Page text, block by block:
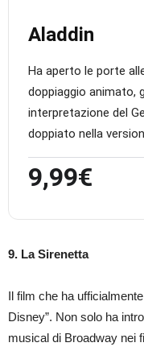
Aladdin
Ha aperto le porte
doppiaggio animato,
interpretazione del
doppiato nella
9,99€
9. La Sirenetta
Il film che ha
Disney”. Non solo ha
musical di Broadway nei